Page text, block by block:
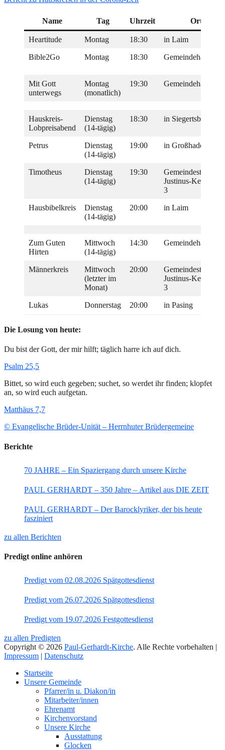
Name Tag Uhrzeit Ort
Heartitude Montag 18:30 in Laim
Bible2Go Montag 18:30 Gemeindehaus
Mit Gott
unterwegs
Montag
(monatlich)
19:30 Gemeindehaus
Hauskreis-
Lobpreisabend
Dienstag
(14-tägig)
18:30 in Siegertsbrunn
Petrus
Dienstag
(14-tägig)
19:00 in Großhadern
Timotheus
Dienstag
(14-tägig)
19:30
Justinus-Kerner-
3
Hausbibelkreis
Dienstag
(14-tägig)
20:00 in Laim
Zum Guten
Hirten
Mittwoch
(14-tägig)
14:30 Gemeindehaus
Männerkreis
Mittwoch
(letzter im
Monat)
20:00
Justinus-Kerner-
3
Lukas Donnerstag 20:00 in Pasing
Die Losung von heute:
Du bist der Gott, der mir hilft; täglich harre ich auf dich.
Psalm 25,5
Bittet, so wird euch gegeben; suchet, so werdet ihr finden; klopfet
an, so wird euch aufgetan.
Matthäus 7,7
© Evangelische Brüder-Unität – Herrnhuter Brüdergemeine
Berichte
70 JAHRE – Ein Spaziergang durch unsere Kirche
PAUL GERHARDT – 350 Jahre – Artikel aus DIE ZEIT
PAUL GERHARDT – Der Barocklyriker, der bis heute
fasziniert
zu allen Berichten
Predigt online anhören
Predigt vom 02.08.2026 Spätgottesdienst
Predigt vom 26.07.2026 Spätgottesdienst
Predigt vom 19.07.2026 Festgottesdienst
zu allen Predigten
Copyright © 2026 Paul-Gerhardt-Kirche. Alle Rechte vorbehalten |
Impressum | Datenschutz
oben
Startseite
Unsere Gemeinde
Pfarrer/in u. Diakon/in
Mitarbeiter/innen
Ehrenamt
Kirchenvorstand
Unsere Kirche
Ausstattung
Glocken